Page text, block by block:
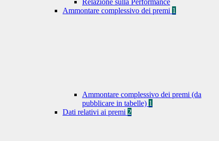
Relazione sulla Performance
Ammontare complessivo dei premi 1
Ammontare complessivo dei premi (da
pubblicare in tabelle) 1
Dati relativi ai premi 2